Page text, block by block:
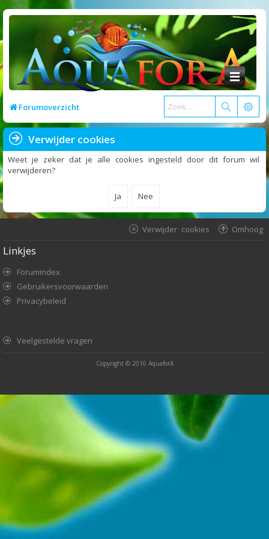
Forumoverzicht
Verwijder cookies
Weet je zeker dat je alle cookies ingesteld door dit forum wil
verwijderen?
Omhoog
Verwijder cookies
Linkjes
Forumindex
Gebruikersvoorwaarden
Privacybeleid
Veelgestelde vragen
Copyright © 2016 AquaforA